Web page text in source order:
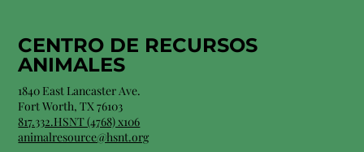
CENTRO DE RECURSOS
ANIMALES
1840 East Lancaster Ave.
Fort Worth, TX 76103
817.332.HSNT (4768) x106
animalresource@hsnt.org